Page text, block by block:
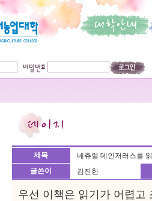
제목
네츄럴 데인저러스를
글쓴이
김진한
우선 이책은 읽기가 어렵고